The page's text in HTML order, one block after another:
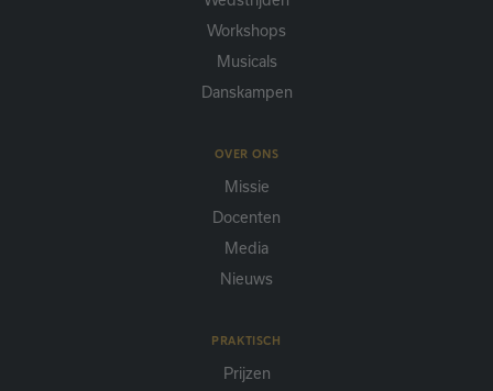
Workshops
Musicals
Danskampen
OVER ONS
Missie
Docenten
Media
Nieuws
PRAKTISCH
Prijzen